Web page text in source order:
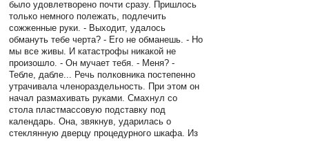
было удовлетворено почти сразу. Пришлось
только немного полежать, подлечить
сожженные руки. - Выходит, удалось
обмануть тебе черта? - Его не обманешь. - Но
мы все живы. И катастрофы никакой не
произошло. - Он мучает тебя. - Меня? -
Тебле, дабле... Речь полковника постепенно
утрачивала членораздельность. При этом он
начал размахивать руками. Смахнул со
стола пластмассовую подставку под
календарь. Она, звякнув, ударилась о
стеклянную дверцу процедурного шкафа. Из